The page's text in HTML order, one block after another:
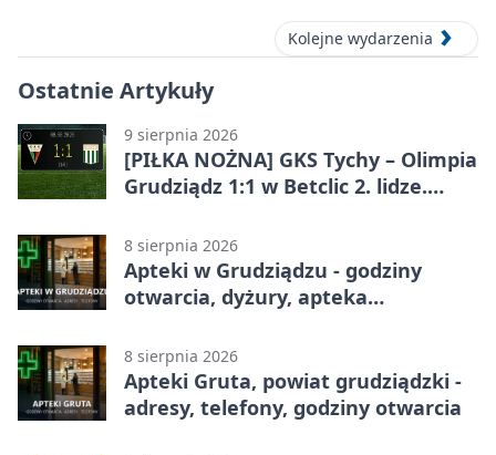
Kolejne wydarzenia
Ostatnie Artykuły
9 sierpnia 2026
[PIŁKA NOŻNA] GKS Tychy – Olimpia
Grudziądz 1:1 w Betclic 2. lidze.
8 sierpnia 2026
Apteki w Grudziądzu - godziny
otwarcia, dyżury, apteka
8 sierpnia 2026
Apteki Gruta, powiat grudziądzki -
adresy, telefony, godziny otwarcia